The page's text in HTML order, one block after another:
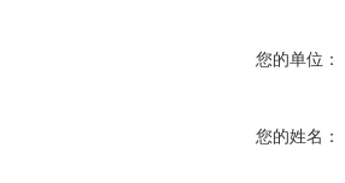
您的单位：
您的姓名：